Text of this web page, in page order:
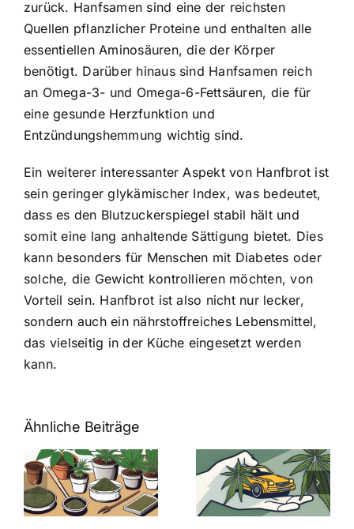
zurück. Hanfsamen sind eine der reichsten
Quellen pflanzlicher Proteine und enthalten alle
essentiellen Aminosäuren, die der Körper
benötigt. Darüber hinaus sind Hanfsamen reich
an Omega-3- und Omega-6-Fettsäuren, die für
eine gesunde Herzfunktion und
Entzündungshemmung wichtig sind.
Ein weiterer interessanter Aspekt von Hanfbrot ist
sein geringer glykämischer Index, was bedeutet,
dass es den Blutzuckerspiegel stabil hält und
somit eine lang anhaltende Sättigung bietet. Dies
kann besonders für Menschen mit Diabetes oder
solche, die Gewicht kontrollieren möchten, von
Vorteil sein. Hanfbrot ist also nicht nur lecker,
sondern auch ein nährstoffreiches Lebensmittel,
das vielseitig in der Küche eingesetzt werden
kann.
Ähnliche Beiträge
Neue THC-
Grenzwert-
Regelung:
Was Sie über
Cannabis und
Cannabis
Samen
kaufen: Alles
was Sie